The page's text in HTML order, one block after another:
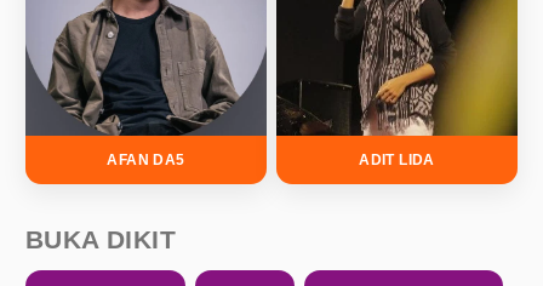
AFAN DA5 ADIT LIDA
BUKA DIKIT